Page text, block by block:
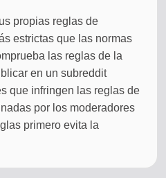
propias reglas de
estrictas que las normas
las reglas de la
en un subreddit
que infringen las reglas de
por los moderadores
primero evita la